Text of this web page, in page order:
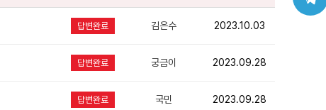
답변완료 김은수 2023.10.03
답변완료 궁금이 2023.09.28
답변완료 국민 2023.09.28